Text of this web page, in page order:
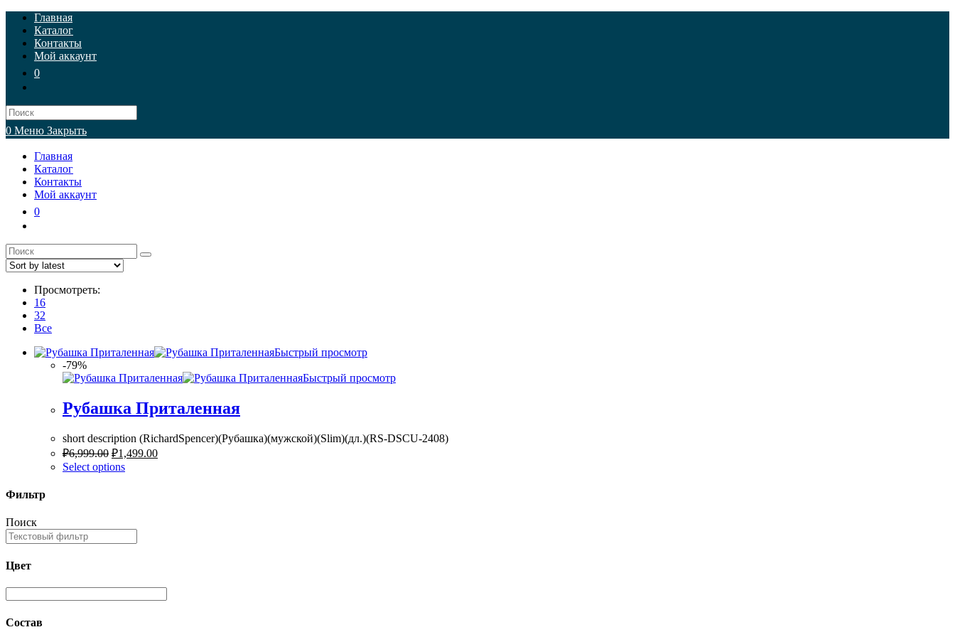
Перейти
содержимому
Главная
Каталог
Контакты
Мой аккаунт
0
Искать:
0 Меню Закрыть
Главная
Каталог
Контакты
Мой аккаунт
0
Просмотреть:
16
32
Все
Быстрый просмотр
-79%
Быстрый просмотр
Рубашка Приталенная
short description (RichardSpencer)(Рубашка)(мужской)(Slim)(дл.)(RS-DSCU-2408)
₽6,999.00 ₽1,499.00
Select options
Фильтр
Поиск
Цвет
Состав